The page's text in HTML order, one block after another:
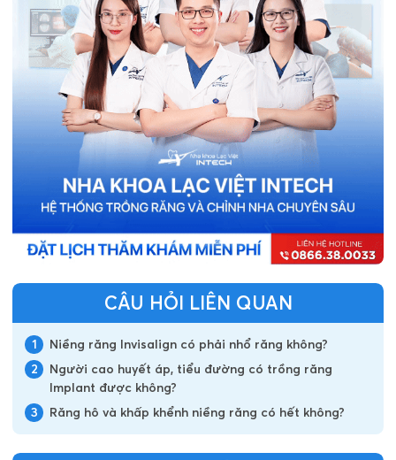
CÂU HỎI LIÊN QUAN
1
Niềng răng Invisalign có phải nhổ răng không?
2
Người cao huyết áp, tiểu đường có trồng răng
Implant được không?
3
Răng hô và khấp khểnh niềng răng có hết không?